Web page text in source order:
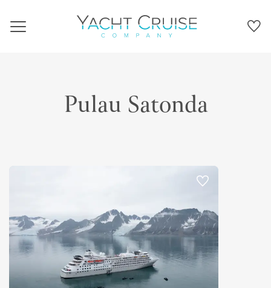
Navigation
Pulau Satonda